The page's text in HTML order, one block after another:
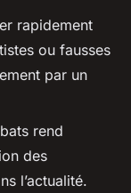
rapidement
ou fausses
par un
rend
des
l’actualité.